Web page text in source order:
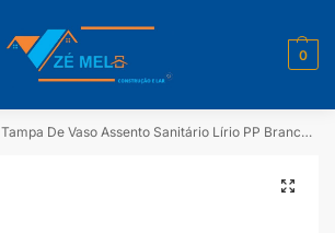
0
Tampa De Vaso Assento Sanitário Lírio PP Branco Fiori